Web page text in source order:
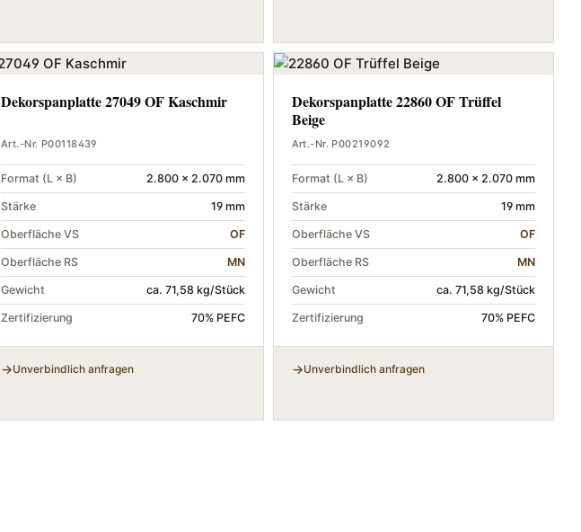
Dekorspanplatte 27049 OF Kaschmir
Art.-Nr. P00118439
Format (L × B) 2.800 × 2.070 mm
Stärke 19 mm
Oberfläche VS OF
Oberfläche RS MN
Gewicht ca. 71,58 kg/Stück
Zertifizierung 70% PEFC
Unverbindlich anfragen
Dekorspanplatte 22860 OF Trüffel
Beige
Art.-Nr. P00219092
Format (L × B) 2.800 × 2.070 mm
Stärke 19 mm
Oberfläche VS OF
Oberfläche RS MN
Gewicht ca. 71,58 kg/Stück
Zertifizierung 70% PEFC
Unverbindlich anfragen